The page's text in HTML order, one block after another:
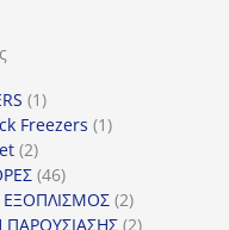
11
προϊόν
Freezers 11
22
προϊόντα
4646
προϊόντα
ΕΞΟΠΛΙΣΜΟΣ 22
προϊόντα
ΠΑΡΟΥΣΙΑΣΗΣ 22